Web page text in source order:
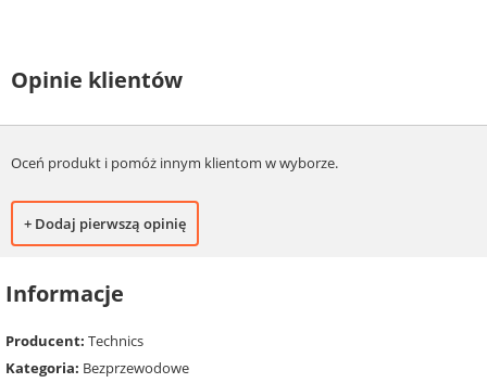
Opinie klientów
Oceń produkt i pomóż innym klientom w wyborze.
+ Dodaj pierwszą opinię
Informacje
Producent: Technics
Kategoria: Bezprzewodowe